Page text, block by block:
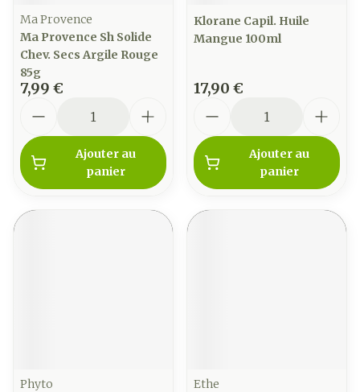
Ma Provence
Ma Provence Sh Solide
Chev. Secs Argile Rouge
85g
7,99 €
Ajouter au
panier
Klorane Capil. Huile
Mangue 100ml
17,90 €
Ajouter au
panier
Phyto
Ethe